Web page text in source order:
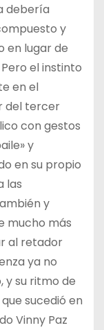
debería
y
en lugar de
el instinto
en el
del tercer
con gestos
y
en su propio
las
y
mucho más
al retador
ya no
y su ritmo de
sucedió en
Vinny Paz